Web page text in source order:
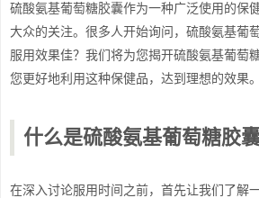
硫酸氨基葡萄糖胶囊作为一种广泛使用的保
大众的关注。很多人开始询问，硫酸氨基葡
服用效果佳？我们将为您揭开硫酸氨基葡萄
您更好地利用这种保健品，达到理想的效果。
什么是硫酸氨基葡萄糖胶囊
在深入讨论服用时间之前，首先让我们了解